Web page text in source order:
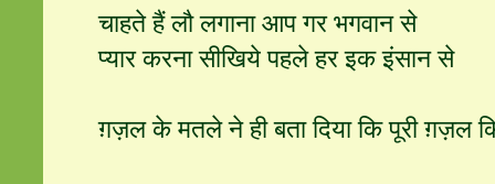
चाहते हैं लौ लगाना आप गर भगवान से
प्‍यार करना सीखिये पहले हर इक इंसान से
ग़ज़ल के मतले ने ही बता दिया कि पूरी ग़ज़ल